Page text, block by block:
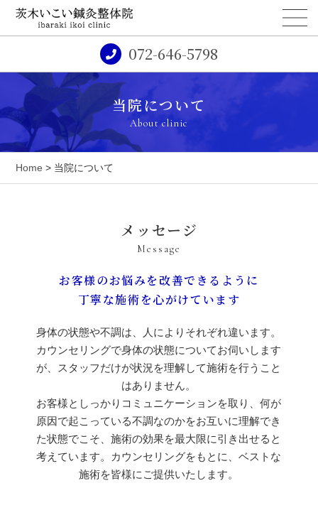
072-646-5798
当院について
About clinic
Home > 当院について
メッセージ
Message
お客様のお悩みを改善できるように
丁寧な施術を心がけています
身体の状態や不調は、人によりそれぞれ違います。
カウンセリングで身体の状態についてお伺いします
が、 スタッフだけが状況を理解して施術を行うこと
はありません。
お客様としっかりコミュニケーションを取り、何が
原因で起こっている不調なのかをお互いに理解でき
た状態でこそ、施術の効果を最大限に引き出せると
考えています。 カウンセリングをもとに、ベストな
施術を皆様にご提供いたします。